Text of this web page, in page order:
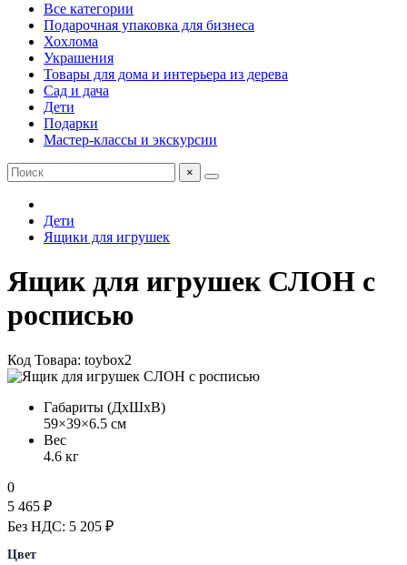
Все категории
Подарочная упаковка для бизнеса
Хохлома
Украшения
Товары для дома и интерьера из дерева
Сад и дача
Дети
Подарки
Мастер-классы и экскурсии
×
Дети
Ящики для игрушек
Ящик для игрушек СЛОН с
росписью
Код Товара: toybox2
Габариты (ДхШхВ)
59×39×6.5 см
Вес
4.6 кг
0
5 465 ₽
Без НДС: 5 205 ₽
Цвет